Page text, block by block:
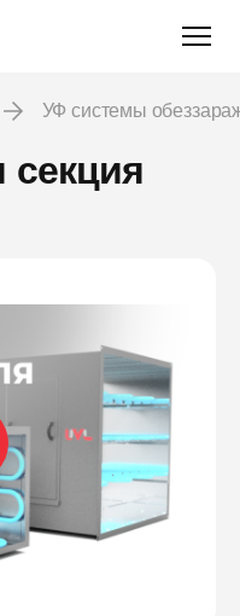
УФ системы
секция